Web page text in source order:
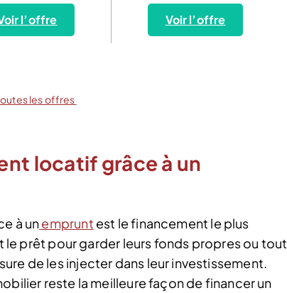
l’offre Voir l’offre
les offres
locatif grâce à un
à unemprunt est le financement le plus
prêt pour garder leurs fonds propres ou tout
de les injecter dans leur investissement.
reste la meilleure façon de financer un